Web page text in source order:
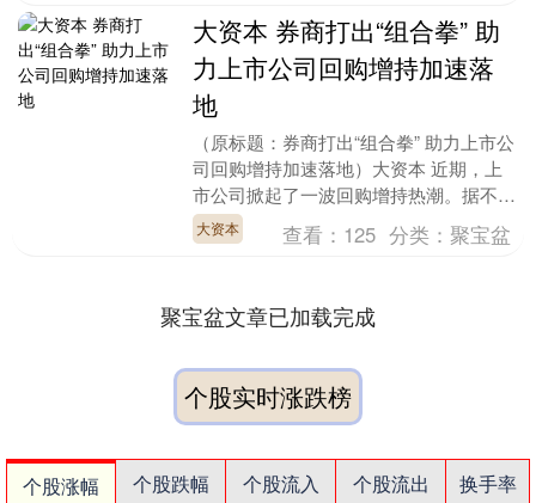
大资本 券商打出“组合拳” 助
力上市公司回购增持加速落
地
（原标题：券商打出“组合拳” 助力上市公
司回购增持加速落地）大资本 近期，上
市公司掀起了一波回购增持热潮。据不完
全统计，截至目前，已有数百家上市公司
参与其中，累....
大资本 查看： 125 分类： 聚宝盆
聚宝盆文章已加载完成
个股实时涨跌榜
个股涨幅 个股跌幅 个股流入 个股流出
换手率